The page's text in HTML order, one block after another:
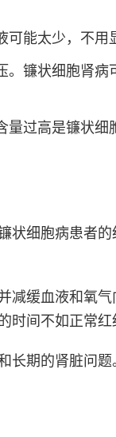
能太少，不用
镰状细胞肾病
过高是镰状细
状细胞病患者
减缓血液和氧
时间不如正常红
期的肾脏问题